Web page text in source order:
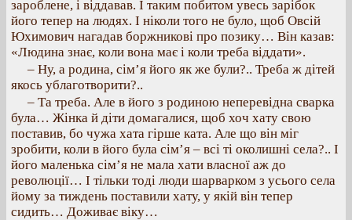
зароблене, і віддавав. І таким побитом увесь зарібок
його тепер на людях. І ніколи того не було, щоб Овсій
Юхимович нагадав боржникові про позику… Він казав:
«Людина знає, коли вона має і коли треба віддати».
– Ну, а родина, сім’я його як же були?.. Треба ж дітей
якось ублаготворити?..
– Та треба. Але в його з родиною неперевідна сварка
була… Жінка й діти домагалися, щоб хоч хату свою
поставив, бо чужа хата гірше ката. Але що він міг
зробити, коли в його була сім’я – всі ті околишні села?.. І
його маленька сім’я не мала хати власної аж до
революції… І тільки тоді люди шарварком з усього села
йому за тиждень поставили хату, у якій він тепер
сидить… Доживає віку…